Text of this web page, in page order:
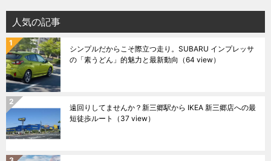
人気の記事
シンプルだからこそ際立つ走り。SUBARU インプレッサ
の「素うどん」的魅力と最新動向 （64 view）
遠回りしてませんか？新三郷駅から IKEA 新三郷店への最
短徒歩ルート
（37 view）